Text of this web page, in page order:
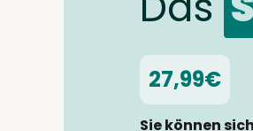
27,99€
Sie können